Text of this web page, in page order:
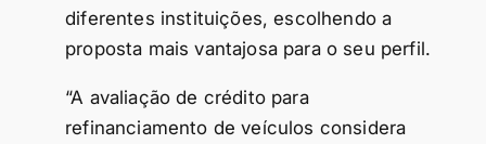
diferentes instituições, escolhendo a
proposta mais vantajosa para o seu perfil.
“A avaliação de crédito para
refinanciamento de veículos considera